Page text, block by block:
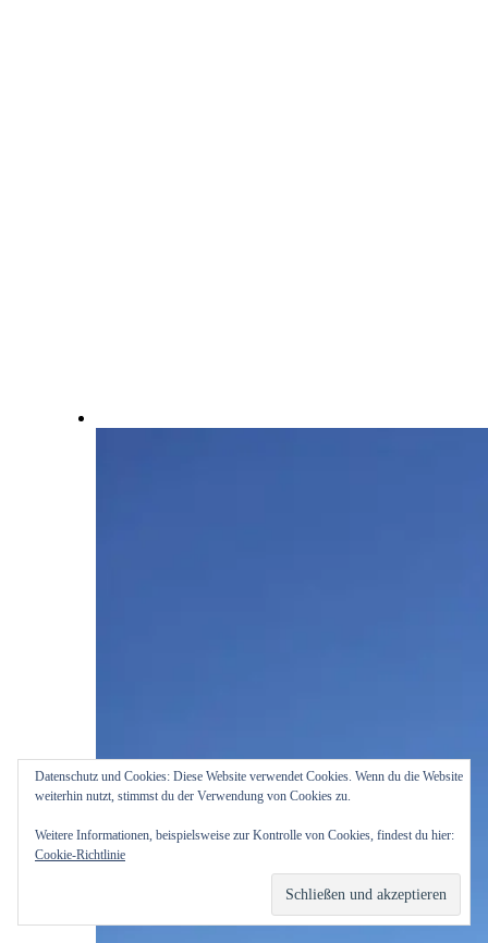
Datenschutz und Cookies: Diese Website verwendet Cookies. Wenn du die Website
weiterhin nutzt, stimmst du der Verwendung von Cookies zu.
Weitere Informationen, beispielsweise zur Kontrolle von Cookies, findest du hier:
Cookie-Richtlinie